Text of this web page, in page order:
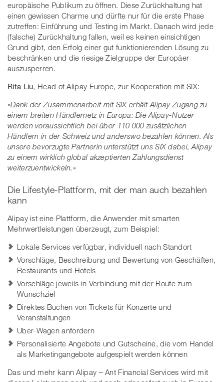
europäische Publikum zu öffnen. Diese Zurückhaltung hat
einen gewissen Charme und dürfte nur für die erste Phase
zutreffen: Einführung und Testing im Markt. Danach wird jede
(falsche) Zurückhaltung fallen, weil es keinen einsichtigen
Grund gibt, den Erfolg einer gut funktionierenden Lösung zu
beschränken und die riesige Zielgruppe der Europäer
auszusperren.
Rita Liu, Head of Alipay Europe, zur Kooperation mit SIX:
«Dank der Zusammenarbeit mit SIX erhält Alipay Zugang zu
einem breiten Händlernetz in Europa: Die Alipay-Nutzer
werden voraussichtlich bei über 110 000 zusätzlichen
Händlern in der Schweiz und anderswo bezahlen können. Als
unsere bevorzugte Partnerin unterstützt uns SIX dabei, Alipay
zu einem wirklich global akzeptierten Zahlungsdienst
weiterzuentwickeln.»
Die Lifestyle-Plattform, mit der man auch bezahlen
kann
Alipay ist eine Plattform, die Anwender mit smarten
Mehrwertleistungen überzeugt, zum Beispiel:
Lokale Services verfügbar, individuell nach Standort
Vorschläge, Beschreibung und Bewertung von Geschäften,
Restaurants und Hotels
Vorschläge jeweils in Verbindung mit der Route zum
Wunschziel
Direktes Buchen von Tickets für Konzerte und
Veranstaltungen
Uber-Wagen anfordern
Personalisierte Angebote und Gutscheine, die vom Handel
als Marketingangebote aufgespielt werden können
Das und mehr kann Alipay – Ant Financial Services wird mit